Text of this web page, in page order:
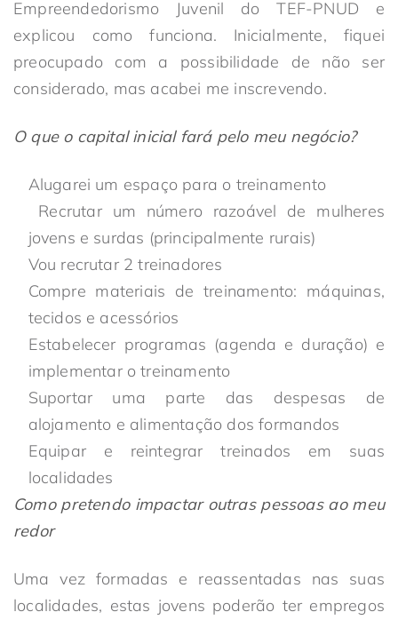
Empreendedorismo Juvenil do TEF-PNUD e
explicou como funciona. Inicialmente, fiquei
preocupado com a possibilidade de não ser
considerado, mas acabei me inscrevendo.
O que o capital inicial fará pelo meu negócio?
Alugarei um espaço para o treinamento
Recrutar um número razoável de mulheres
jovens e surdas (principalmente rurais)
Vou recrutar 2 treinadores
Compre materiais de treinamento: máquinas,
tecidos e acessórios
Estabelecer programas (agenda e duração) e
implementar o treinamento
Suportar uma parte das despesas de
alojamento e alimentação dos formandos
Equipar e reintegrar treinados em suas
localidades
Como pretendo impactar outras pessoas ao meu
redor
Uma vez formadas e reassentadas nas suas
localidades, estas jovens poderão ter empregos